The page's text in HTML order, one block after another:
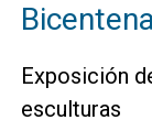
Exposición
esculturas